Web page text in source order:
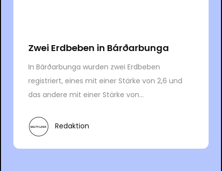
Zwei Erdbeben in Bárðarbunga
In Bárðarbunga wurden zwei Erdbeben
registriert, eines mit einer Stärke von 2,6 und
das andere mit einer Stärke von...
Redaktion